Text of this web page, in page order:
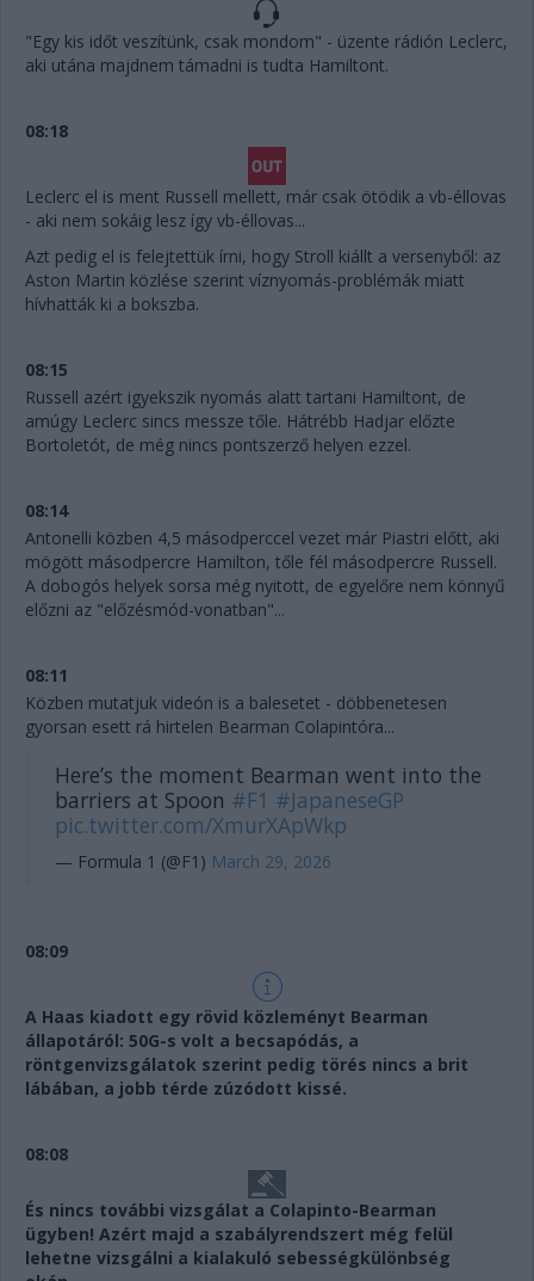
"Egy kis időt veszítünk, csak mondom" - üzente rádión Leclerc,
aki utána majdnem támadni is tudta Hamiltont.
08:18
Leclerc el is ment Russell mellett, már csak ötödik a vb-éllovas
- aki nem sokáig lesz így vb-éllovas...
Azt pedig el is felejtettük írni, hogy Stroll kiállt a versenyből: az
Aston Martin közlése szerint víznyomás-problémák miatt
hívhatták ki a bokszba.
08:15
Russell azért igyekszik nyomás alatt tartani Hamiltont, de
amúgy Leclerc sincs messze tőle. Hátrébb Hadjar előzte
Bortoletót, de még nincs pontszerző helyen ezzel.
08:14
Antonelli közben 4,5 másodperccel vezet már Piastri előtt, aki
mögött másodpercre Hamilton, tőle fél másodpercre Russell.
A dobogós helyek sorsa még nyitott, de egyelőre nem könnyű
előzni az "előzésmód-vonatban"...
08:11
Közben mutatjuk videón is a balesetet - döbbenetesen
gyorsan esett rá hirtelen Bearman Colapintóra...
Here’s the moment Bearman went into the
barriers at Spoon #F1 #JapaneseGP
pic.twitter.com/XmurXApWkp
— Formula 1 (@F1) March 29, 2026
08:09
A Haas kiadott egy rövid közleményt Bearman
állapotáról: 50G-s volt a becsapódás, a
röntgenvizsgálatok szerint pedig törés nincs a brit
lábában, a jobb térde zúzódott kissé.
08:08
És nincs további vizsgálat a Colapinto-Bearman
ügyben! Azért majd a szabályrendszert még felül
lehetne vizsgálni a kialakuló sebességkülönbség